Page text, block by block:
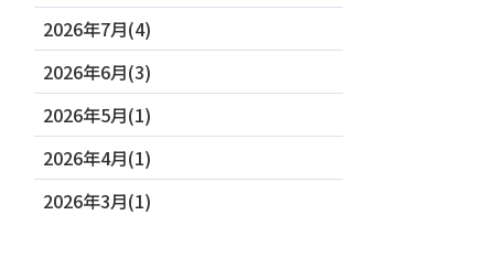
2026年7月(4)
2026年6月(3)
2026年5月(1)
2026年4月(1)
2026年3月(1)